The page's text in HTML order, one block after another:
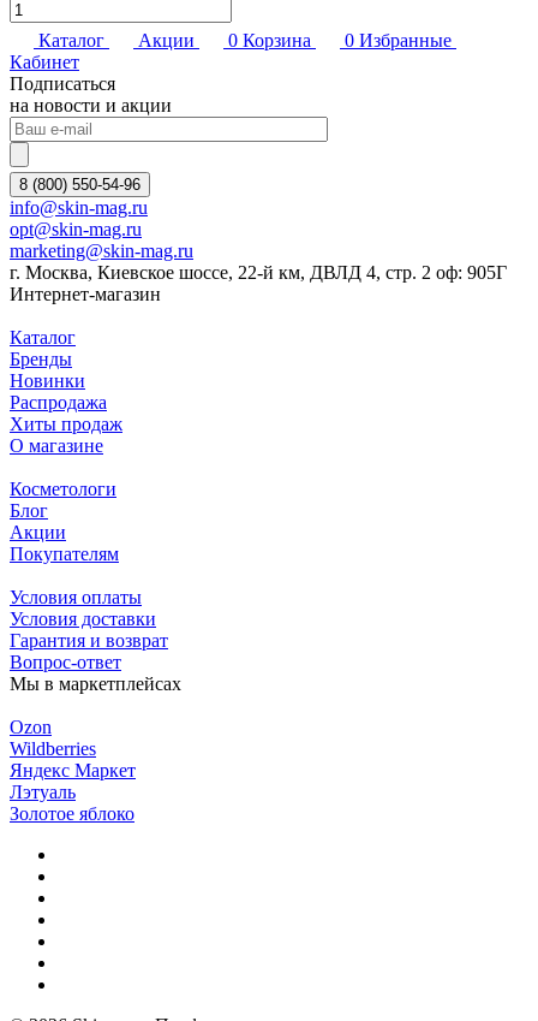
Каталог Акции 0 Корзина 0 Избранные
Кабинет
Подписаться
на новости и акции
8 (800) 550-54-96
info@skin-mag.ru
opt@skin-mag.ru
marketing@skin-mag.ru
г. Москва, Киевское шоссе, 22-й км, ДВЛД 4, стр. 2 оф: 905Г
Интернет-магазин
Каталог
Бренды
Новинки
Распродажа
Хиты продаж
О магазине
Косметологи
Блог
Акции
Покупателям
Условия оплаты
Условия доставки
Гарантия и возврат
Вопрос-ответ
Мы в маркетплейсах
Ozon
Wildberries
Яндекс Маркет
Лэтуаль
Золотое яблоко